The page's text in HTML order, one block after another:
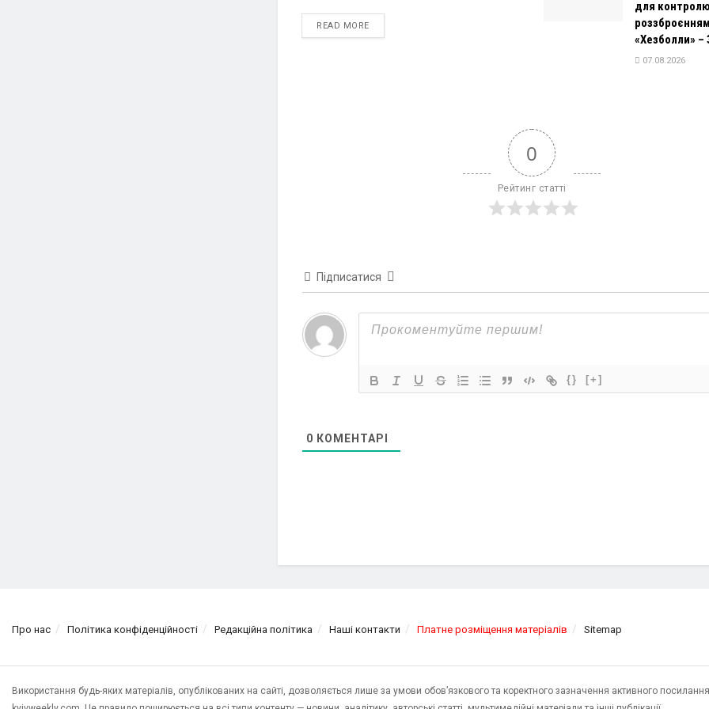
READ MOREDETAILS
для
роззброєнням
«Хезболли» –
07.08.2026
0
Рейтинг статті
Підписатися
{} [+]
0 КОМЕНТАРІ
Про нас Політика конфіденційності Редакційна політика Наші контакти Платне розміщення матеріалів Sitemap
Використання будь-яких матеріалів, опублікованих на сайті, дозволяється лише за умови обов’язкового та коректного зазначення активного